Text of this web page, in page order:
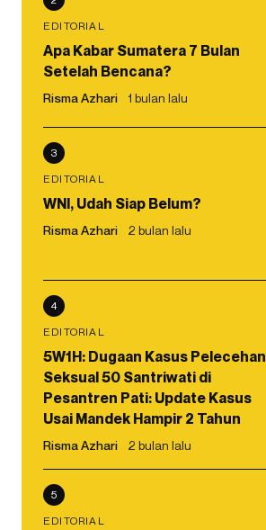
EDITORIAL
Apa Kabar Sumatera 7 Bulan
Setelah Bencana?
Risma Azhari 1 bulan lalu
3
EDITORIAL
WNI, Udah Siap Belum?
Risma Azhari 2 bulan lalu
4
EDITORIAL
5W1H: Dugaan Kasus Pelecehan
Seksual 50 Santriwati di
Pesantren Pati: Update Kasus
Usai Mandek Hampir 2 Tahun
Risma Azhari 2 bulan lalu
5
EDITORIAL